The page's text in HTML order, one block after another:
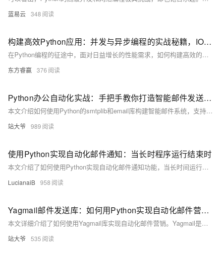
蓝易云 348
构建高效Python应用：并发与异步编程的实战秘籍，IO与CPU密集型任务一网打尽！
在Python编程的征途中，面对日益增长的性能需求，如何构建高效的应用成为了每位开发者必须面对的课题。并发与异步编程作为提升程序性能的两大法宝，在处理IO密集型与CPU密集型任务时展现出了巨大的潜力。今天，我们将深入探讨这些技术的最佳实践，助你打造高效Python应用。
东方睿赢 376
Python办公自动化实战：手把手教你打造智能邮件发送工具
本文介绍如何使用Python的smtplib和email库构建智能邮件系统，支持图文混排、多附件及多收件人邮件自动发送。通过实战案例与代码详解，帮助读者快速实现办公场景中的邮件自动化需求。
站大爷 989
使用Python实现自动化邮件通知：当长时程序运行结束时
本文介绍了如何使用Python实现自动化邮件通知功能，当长时间运行的程序完成后自动发送邮件通知。主要内容包括：项目背景、设置SMTP服务、编写邮件发送函数、连接SMTP服务器、发送邮件及异常处理等步骤。通过这些步骤，可以有效提高工作效率，避免长时间等待程序结果。
LucianaiB 958
Yagmail邮件发送库：如何用Python实现自动化邮件营销？
本文详细介绍了如何使用Yagmail库实现自动化邮件营销。Yagmail是一个简洁强大的Python库，能简化邮件发送流程，支持文本、HTML邮件及附件发送，适用于数字营销场景。文章涵盖了Yagmail的基本使用、高级功能、案例分析及最佳实践，帮助读者轻松上手。
站大爷 535